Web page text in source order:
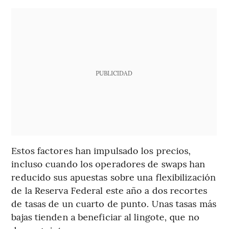
PUBLICIDAD
Estos factores han impulsado los precios,
incluso cuando los operadores de swaps han
reducido sus apuestas sobre una flexibilización
de la Reserva Federal este año a dos recortes
de tasas de un cuarto de punto. Unas tasas más
bajas tienden a beneficiar al lingote, que no